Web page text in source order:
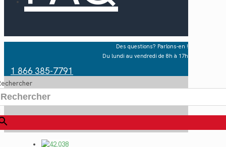
Des questions? Parlons-en !
Du lundi au vendredi de 8h à 17h
1 866 385-7791